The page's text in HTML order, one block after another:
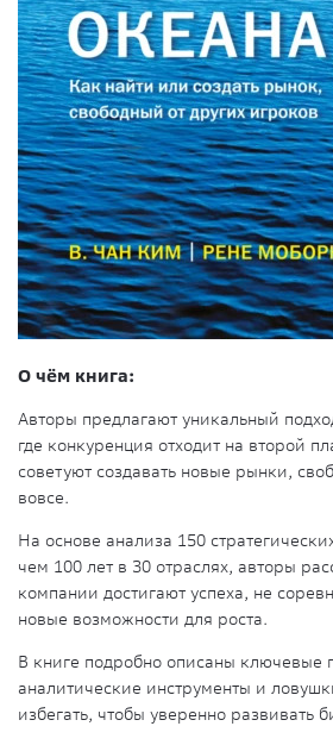
О чём книга:
Авторы предлагают уникальный
где конкуренция отходит на второй
советуют создавать новые рынки,
вовсе.
На основе анализа 150
чем 100 лет в 30 отраслях, авторы
компании достигают успеха, не
новые возможности для роста.
В книге подробно описаны ключевые
аналитические инструменты и
избегать, чтобы уверенно развивать